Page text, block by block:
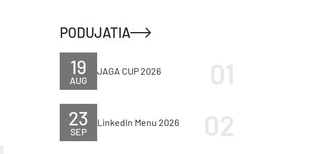
PODUJATIA
AUG
19 JAGA CUP 2026
SEP
23 LinkedIn Menu 2026